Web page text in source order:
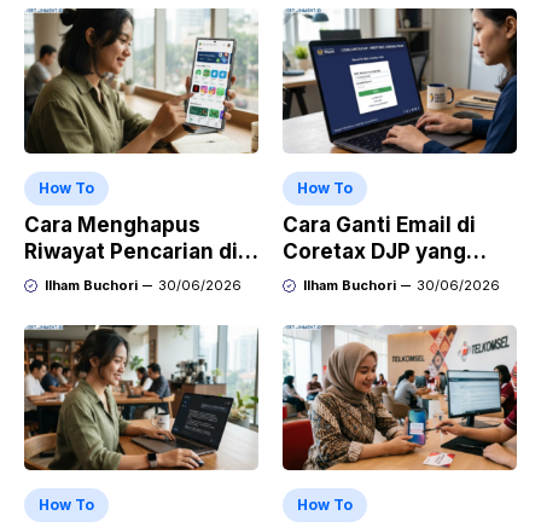
How To
Cara Menghapus
Riwayat Pencarian di
Play Store di HP
OPPO, dan Vivo
Ilham Buchori 30/06/2026
How To
Cara Ganti Email di
Coretax DJP yang
Sudah Tidak Aktif
Ilham Buchori 30/06/2026
How To How To